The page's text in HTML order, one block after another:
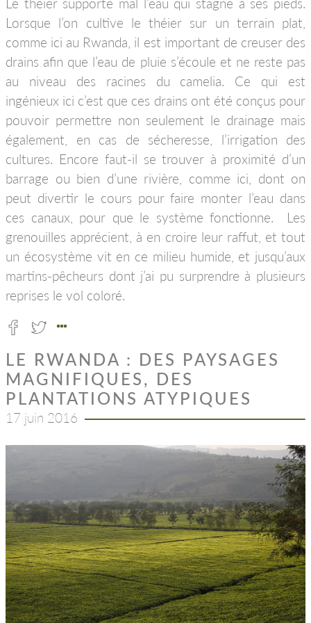
Lorsque l’on cultive le théier sur un terrain plat,
comme ici au Rwanda, il est important de creuser des
drains afin que l’eau de pluie s’écoule et ne reste pas
au niveau des racines du camelia. Ce qui est
ingénieux ici c’est que ces drains ont été conçus pour
pouvoir permettre non seulement le drainage mais
également, en cas de sécheresse, l’irrigation des
cultures. Encore faut-il se trouver à proximité d’un
barrage ou bien d’une rivière, comme ici, dont on
peut divertir le cours pour faire monter l’eau dans
ces canaux, pour que le système fonctionne. Les
grenouilles apprécient, à en croire leur raffut, et tout
un écosystème vit en ce milieu humide, et jusqu’aux
martins-pêcheurs dont j’ai pu surprendre à plusieurs
reprises le vol coloré.
LE RWANDA : DES PAYSAGES
MAGNIFIQUES, DES
PLANTATIONS ATYPIQUES
17 juin 2016